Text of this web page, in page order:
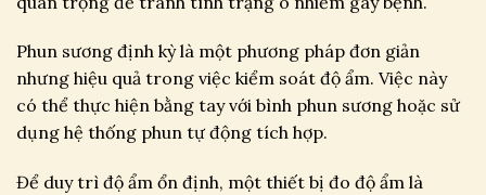
Phun sương định kỳ là một phương pháp đơn giản
nhưng hiệu quả trong việc kiểm soát độ ẩm. Việc này
có thể thực hiện bằng tay với bình phun sương hoặc sử
dụng hệ thống phun tự động tích hợp.
Để duy trì độ ẩm ổn định, một thiết bị đo độ ẩm là